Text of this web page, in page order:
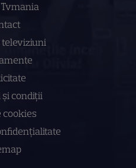
televiziuni
și condiții
cookies